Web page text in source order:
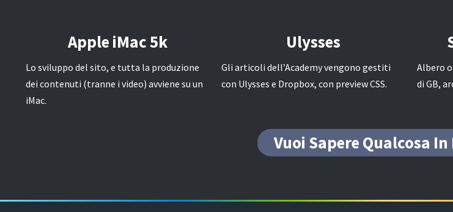
Apple iMac 5k
Lo sviluppo del sito, e tutta la produzione
dei contenuti (tranne i video) avviene su un
iMac.
Ulysses
Gli articoli dell’Academy vengono gestiti
con Ulysses e Dropbox, con preview CSS.
Albero
di GB,
Vuoi Sapere Qualcosa